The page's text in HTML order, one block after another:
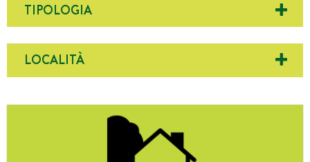
TIPOLOGIA
LOCALITÀ